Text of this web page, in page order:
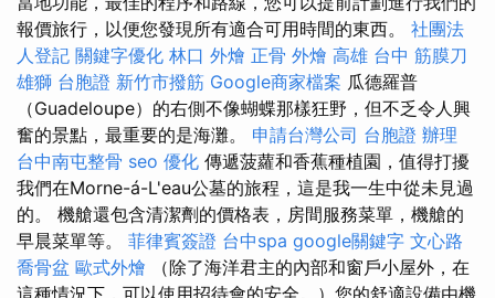
報價旅行，以便您發現所有適合可用時間的東西。 社團法
人登記 關鍵字優化 林口 外燴 正骨 外燴 高雄 台中 筋膜刀
雄獅 台胞證 新竹市撥筋 Google商家檔案 瓜德羅普
（Guadeloupe）的右側不像蝴蝶那樣狂野，但不乏令人興
奮的景點，最重要的是海灘。 申請台灣公司 台胞證 辦理
台中南屯整骨 seo 優化 傳遞菠蘿和香蕉種植園，值得打擾
我們在Morne-á-L'eau公墓的旅程，這是我一生中從未見過
的。 機艙還包含清潔劑的價格表，房間服務菜單，機艙的
早晨菜單等。 菲律賓簽證 台中spa google關鍵字 文心路
喬骨盆 歐式外燴 （除了海洋君主的內部和窗戶小屋外，在
這種情況下，可以使用招待會的安全。）您的舒適設備由機